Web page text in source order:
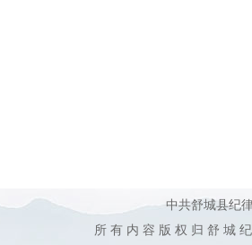
中共舒城县纪
所 有 内 容 版 权 归 舒 城